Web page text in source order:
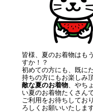
皆様、夏のお着物はも
すか！？
初めての方にも、既に
持ちの方にもお楽しみ頂
敵な夏のお着物、やち
い夏のお着物たくさん
ご利用をお待ちしてお
ろしくお願いいたします